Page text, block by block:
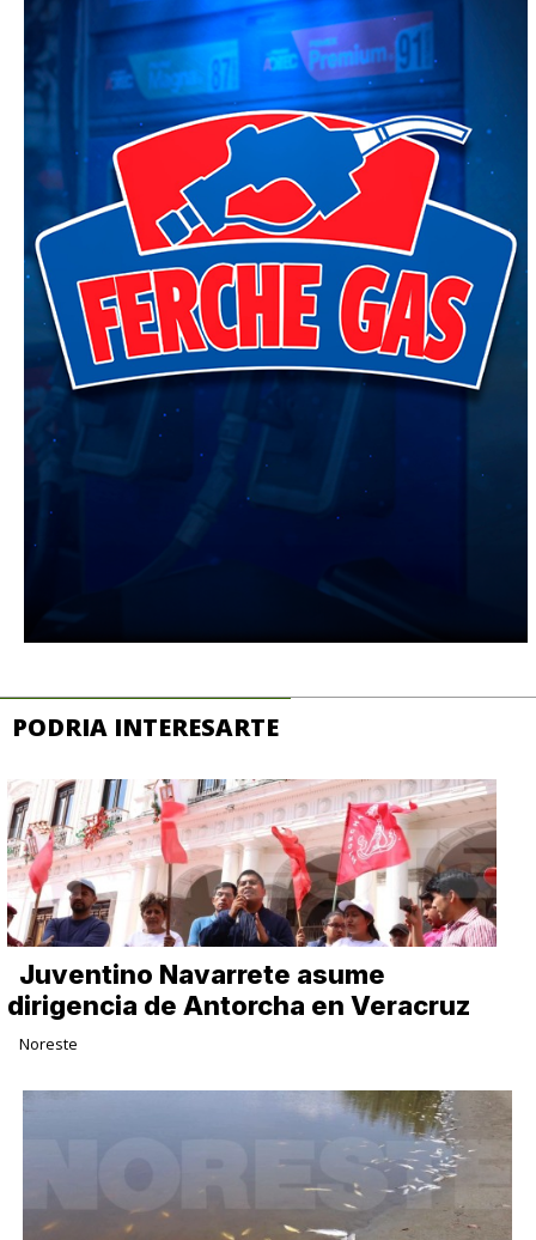
PODRIA INTERESARTE
Juventino Navarrete asume
dirigencia de Antorcha en Veracruz
Noreste